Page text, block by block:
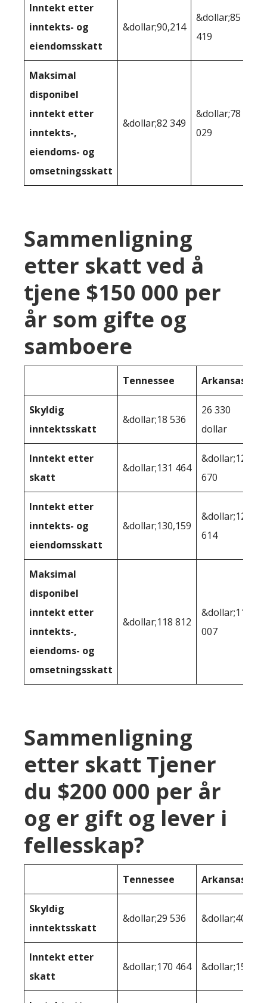
Inntekt etter
inntekts- og
eiendomsskatt
&dollar;90,214
&dollar;85
419
Maksimal
disponibel
inntekt etter
inntekts-,
eiendoms- og
omsetningsskatt
&dollar;82 349
&dollar;78
029
Sammenligning
etter skatt ved å
tjene $150 000 per
år som gifte og
samboere
Tennessee Arkansas
Skyldig
inntektsskatt
&dollar;18 536
26 330
dollar
Inntekt etter
skatt
&dollar;131 464
&dollar;123
670
Inntekt etter
inntekts- og
eiendomsskatt
&dollar;130,159
&dollar;122
614
Maksimal
disponibel
inntekt etter
inntekts-,
eiendoms- og
omsetningsskatt
&dollar;118 812
&dollar;112
007
Sammenligning
etter skatt Tjener
du $200 000 per år
og er gift og lever i
fellesskap?
Tennessee Arkansas
Skyldig
inntektsskatt
&dollar;29 536 &dollar;40 080
Inntekt etter
skatt
&dollar;170 464 &dollar;159